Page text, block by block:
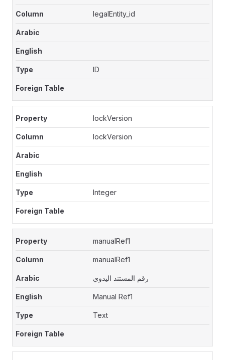
legalEntity_id
ID
lockVersion
lockVersion
Integer
manualRef1
manualRef1
رقم المستند اليدوي
Manual Ref1
Text